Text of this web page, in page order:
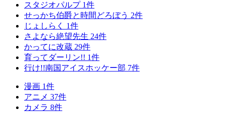
スタジオパルプ 1件
せっかち伯爵と時間どろぼう 2件
じょしらく 1件
さよなら絶望先生 24件
かってに改蔵 29件
育ってダーリン!! 1件
行け!!南国アイスホッケー部 7件
漫画 1件
アニメ 37件
カメラ 8件